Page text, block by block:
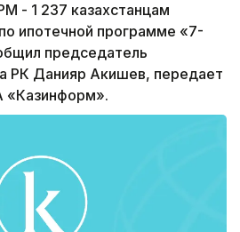
1 237 казахстанцам
ипотечной программе «7-
председатель
РК Данияр Акишев, передает
«Казинформ».